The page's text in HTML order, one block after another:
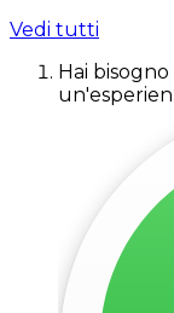
Vedi tutti
Hai